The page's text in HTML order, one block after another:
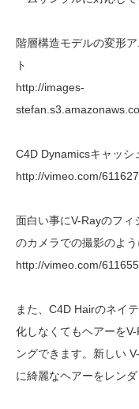
階層構造モデルの変形
ト
http://images-
C4D Dynamicsキャッシ
http://vimeo.com/
面白い事にV-Rayのフ
のカメラでの撮影のよ
http://vimeo.com/
また、C4D Hairのネイ
化しなくてもヘアーを
ングできます。新しい
に綺麗なヘアーをレン